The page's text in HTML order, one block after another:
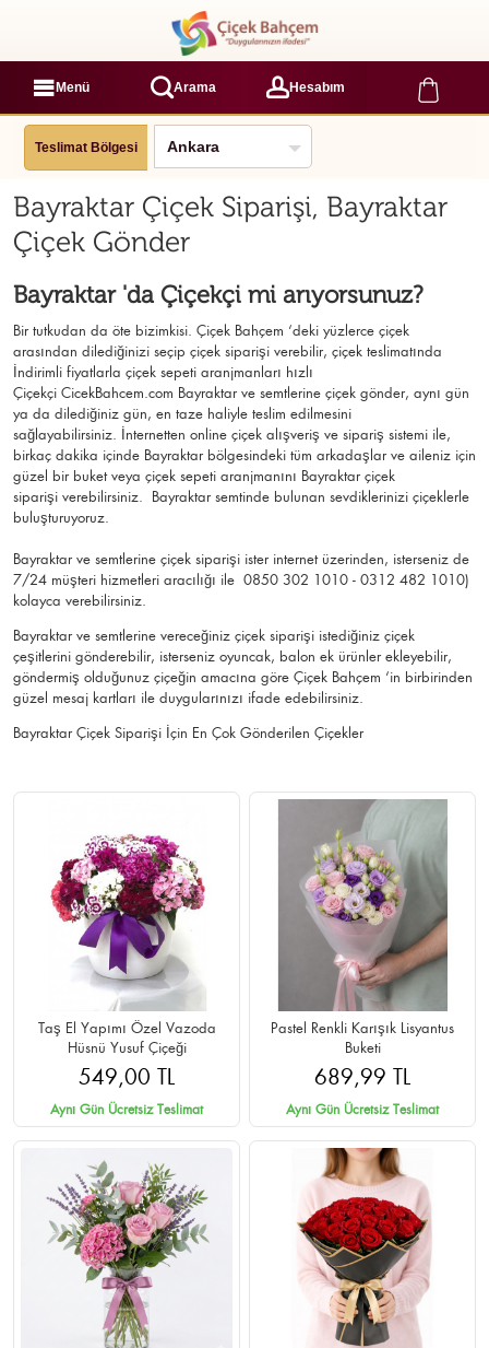
Menü Arama Hesabım
Teslimat Bölgesi
Bayraktar Çiçek Siparişi, Bayraktar
Çiçek Gönder
Bayraktar 'da Çiçekçi mi arıyorsunuz?
Bir tutkudan da öte bizimkisi. Çiçek Bahçem ‘deki yüzlerce çiçek
arasından dilediğinizi seçip çiçek siparişi verebilir, çiçek teslimatında
İndirimli fiyatlarla çiçek sepeti aranjmanları hızlı
Çiçekçi CicekBahcem.com Bayraktar ve semtlerine çiçek gönder, aynı gün
ya da dilediğiniz gün, en taze haliyle teslim edilmesini
sağlayabilirsiniz. İnternetten online çiçek alışveriş ve sipariş sistemi ile,
birkaç dakika içinde Bayraktar bölgesindeki tüm arkadaşlar ve aileniz için
güzel bir buket veya çiçek sepeti aranjmanını Bayraktar çiçek
siparişi verebilirsiniz. Bayraktar semtinde bulunan sevdiklerinizi çiçeklerle
buluşturuyoruz.
Bayraktar ve semtlerine çiçek siparişi ister internet üzerinden, isterseniz de
7/24 müşteri hizmetleri aracılığı ile 0850 302 1010 - 0312 482 1010)
kolayca verebilirsiniz.
Bayraktar ve semtlerine vereceğiniz çiçek siparişi istediğiniz çiçek
çeşitlerini gönderebilir, isterseniz oyuncak, balon ek ürünler ekleyebilir,
göndermiş olduğunuz çiçeğin amacına göre Çiçek Bahçem ‘in birbirinden
güzel mesaj kartları ile duygularınızı ifade edebilirsiniz.
Bayraktar Çiçek Siparişi İçin En Çok Gönderilen Çiçekler
Taş El Yapımı Özel Vazoda
Hüsnü Yusuf Çiçeği
549,00 TL
Aynı Gün Ücretsiz Teslimat
Pastel Renkli Karışık Lisyantus
Buketi
689,99 TL
Aynı Gün Ücretsiz Teslimat